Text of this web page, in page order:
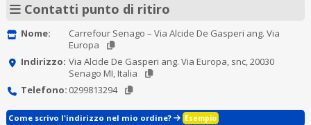
Contatti punto di ritiro
Nome:
Carrefour Senago – Via Alcide De Gasperi ang. Via
Europa
Indirizzo: Via Alcide De Gasperi ang. Via Europa, snc, 20030
Senago MI, Italia
Telefono: 0299813294
Come scrivo l'indirizzo nel mio ordine? Esempio